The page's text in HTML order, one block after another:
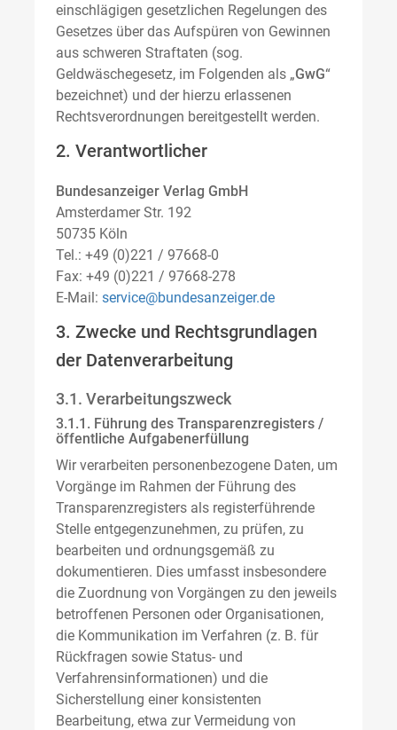
einschlägigen gesetzlichen Regelungen des
Gesetzes über das Aufspüren von Gewinnen
aus schweren Straftaten (sog.
Geldwäschegesetz, im Folgenden als „GwG“
bezeichnet) und der hierzu erlassenen
Rechtsverordnungen bereitgestellt werden.
2. Verantwortlicher
Bundesanzeiger Verlag GmbH
Amsterdamer Str. 192
50735 Köln
Tel.: +49 (0)221 / 97668-0
Fax: +49 (0)221 / 97668-278
E-Mail: service@bundesanzeiger.de
3. Zwecke und Rechtsgrundlagen
der Datenverarbeitung
3.1. Verarbeitungszweck
3.1.1. Führung des Transparenzregisters /
öffentliche Aufgabenerfüllung
Wir verarbeiten personenbezogene Daten, um
Vorgänge im Rahmen der Führung des
Transparenzregisters als registerführende
Stelle entgegenzunehmen, zu prüfen, zu
bearbeiten und ordnungsgemäß zu
dokumentieren. Dies umfasst insbesondere
die Zuordnung von Vorgängen zu den jeweils
betroffenen Personen oder Organisationen,
die Kommunikation im Verfahren (z. B. für
Rückfragen sowie Status- und
Verfahrensinformationen) und die
Sicherstellung einer konsistenten
Bearbeitung, etwa zur Vermeidung von